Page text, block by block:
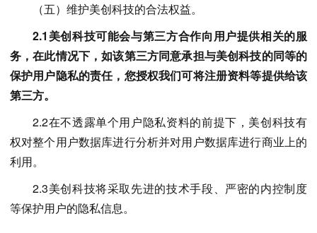
（五）维护美创科技的合法权益。
2.1美创科技可能会与第三方合作向用户提供相关的服
务，在此情况下，如该第三方同意承担与美创科技的同等的
保护用户隐私的责任，您授权我们可将注册资料等提供给该
第三方。
2.2在不透露单个用户隐私资料的前提下，美创科技有
权对整个用户数据库进行分析并对用户数据库进行商业上的
利用。
2.3美创科技将采取先进的技术手段、严密的内控制度
等保护用户的隐私信息。